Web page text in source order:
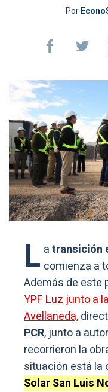
Por
L atransición
comienza a
Además de este
YPF Luz junto a
Avellaneda,
PCR, junto a
recorrieron la
situación está la
Solar San Luis